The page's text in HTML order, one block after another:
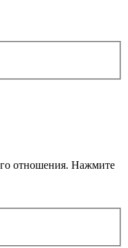
отношения. Нажмите